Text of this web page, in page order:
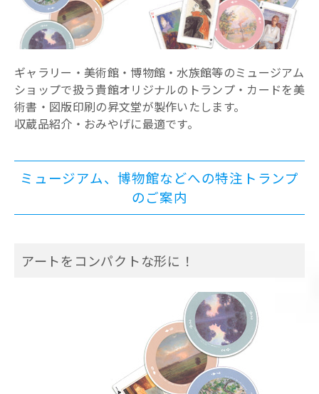
ギャラリー・美術館・博物館・水族館等のミュージアム
ショップで扱う貴館オリジナルのトランプ・カードを美
術書・図版印刷の昇文堂が製作いたします。
収蔵品紹介・おみやげに最適です。
ミュージアム、博物館などへの特注トランプ
のご案内
アートをコンパクトな形に！